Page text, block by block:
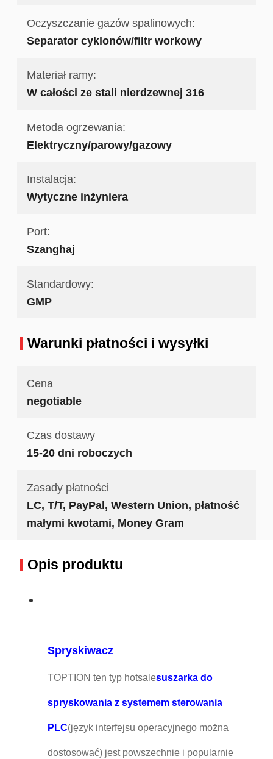
Oczyszczanie gazów spalinowych:
Separator cyklonów/filtr workowy
Materiał ramy:
W całości ze stali nierdzewnej 316
Metoda ogrzewania:
Elektryczny/parowy/gazowy
Instalacja:
Wytyczne inżyniera
Port:
Szanghaj
Standardowy:
GMP
Warunki płatności i wysyłki
Cena
negotiable
Czas dostawy
15-20 dni roboczych
Zasady płatności
LC, T/T, PayPal, Western Union, płatność
małymi kwotami, Money Gram
Opis produktu
Spryskiwacz
TOPTION ten typ hotsalesuszarka do
spryskowania z systemem sterowania
PLC(język interfejsu operacyjnego można
dostosować) jest powszechnie i popularnie